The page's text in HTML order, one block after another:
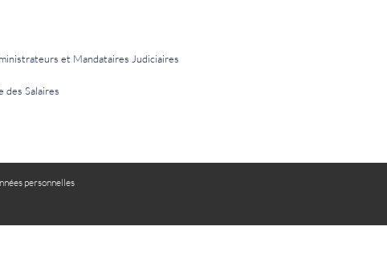
et Mandataires Judiciaires
des Salaires
personnelles